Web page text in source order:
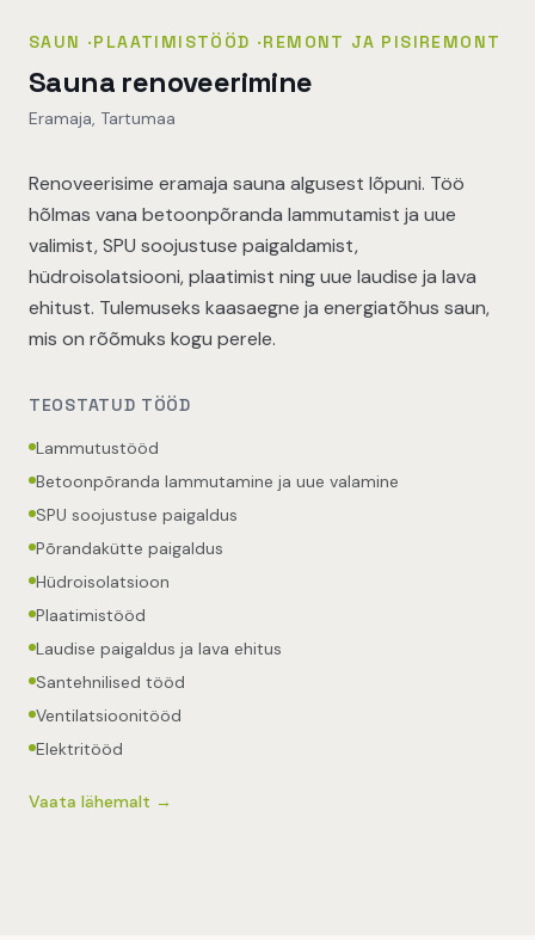
SAUN ·PLAATIMISTÖÖD ·REMONT JA PISIREMONT
Sauna renoveerimine
Eramaja, Tartumaa
Renoveerisime eramaja sauna algusest lõpuni. Töö
hõlmas vana betoonpõranda lammutamist ja uue
valimist, SPU soojustuse paigaldamist,
hüdroisolatsiooni, plaatimist ning uue laudise ja lava
ehitust. Tulemuseks kaasaegne ja energiatõhus saun,
mis on rõõmuks kogu perele.
TEOSTATUD TÖÖD
Lammutustööd
Betoonpõranda lammutamine ja uue valamine
SPU soojustuse paigaldus
Põrandakütte paigaldus
Hüdroisolatsioon
Plaatimistööd
Laudise paigaldus ja lava ehitus
Santehnilised tööd
Ventilatsioonitööd
Elektritööd
Vaata lähemalt →